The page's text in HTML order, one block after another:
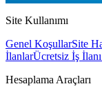
Site Kullanımı
Genel KoşullarSite
İlanlarÜcretsiz İş
Hesaplama Araçları